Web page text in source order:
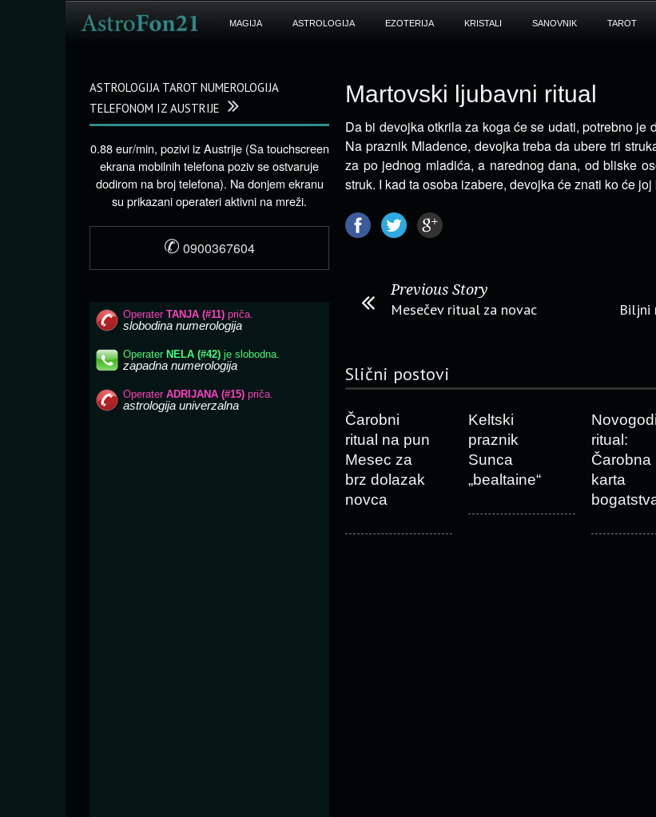
MAGIJA ASTROLOGIJA EZOTERIJA KRISTALI SANOVNIK TAROT
Martovski ljubavni ritual
Da bi devojka otkrila za koga će se udati, potrebno je
Na praznik Mladence, devojka treba da ubere tri
za po jednog mladića, a narednog dana, od bliske
struk. I kad ta osoba izabere, devojka će znati ko će
Previous Story
Mesečev ritual za novac Biljni
Slični postovi
Čarobni
ritual na pun
Mesec za
brz dolazak
novca
Keltski
praznik
Sunca
„bealtaine“
ritual:
Čarobna
karta
ASTROLOGIJA TAROT NUMEROLOGIJA
TELEFONOM IZ AUSTRIJE
0.88 eur/min, pozivi iz Austrije (Sa touchscreen
ekrana mobilnih telefona poziv se ostvaruje
dodirom na broj telefona). Na donjem ekranu
su prikazani operateri aktivni na mreži.
✆ 0900367604